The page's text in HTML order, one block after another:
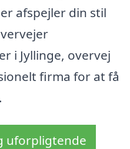
afspejler din stil
i Jyllinge, overvej
firma for at få
uforpligtende